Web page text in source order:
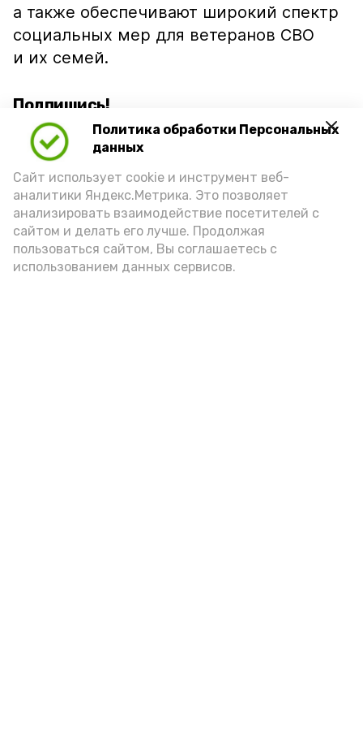
Политика обработки Персональных
данных
Сайт использует cookie и инструмент веб-
аналитики Яндекс.Метрика. Это позволяет
анализировать взаимодействие посетителей с
сайтом и делать его лучше. Продолжая
пользоваться сайтом, Вы соглашаетесь с
использованием данных сервисов.
а также обеспечивают широкий спектр
социальных мер для ветеранов СВО
и их семей.
Подпишись!
А24 в MAX А24 в Вконтакте